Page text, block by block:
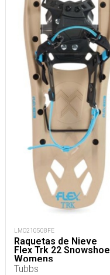
LMO210508FE
Raquetas de Nieve
Flex Trk 22 Snowshoe
Womens
Tubbs